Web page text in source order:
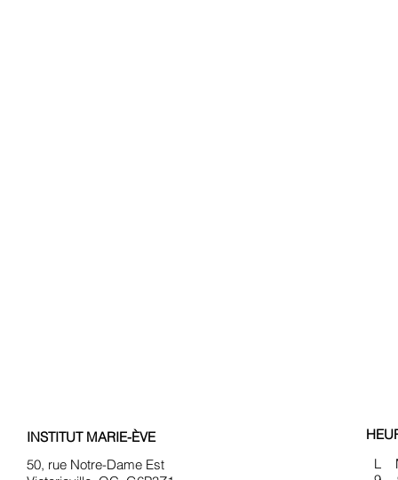
INSTITUT MARIE-ÈVE
50, rue Notre-Dame Est
L